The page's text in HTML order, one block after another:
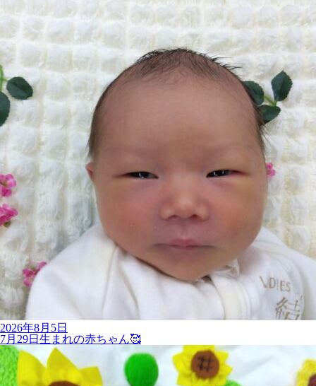
2026年8月5日
7月29日生まれの赤ちゃん🥰